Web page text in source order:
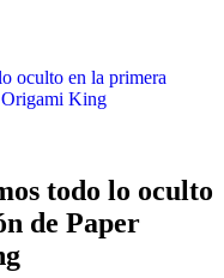
oculto en la primera
King
todo lo oculto
de Paper